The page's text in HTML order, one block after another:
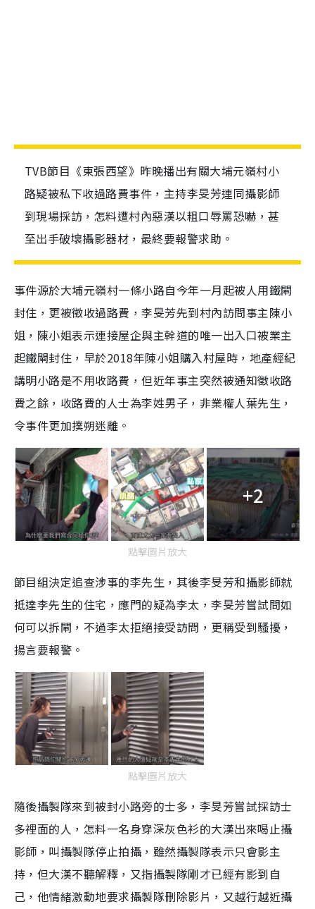
TVB節目《東張西望》昨晚播出有關大埔元嶺村小
路疑被私下收過路費事件，主持李旻芳連同攝影師
到現場採訪，怎料遭村內惡漢以粗口辱罵恐嚇，甚
至出手破壞攝影器材，最終要報警求助。
事件源於大埔元嶺村一條小路自今年一月起被人用鐵閘
封住，更被徵收過路費，李旻芳先到村內訪問事主陳小
姐，陳小姐表示連接屋企與主幹道的唯一出入口被業主
起鐵閘封住，早於2018年陳小姐購入村屋時，地產經紀
講明小路是不用收路費，但近年事主突然被通知徵收路
費之餘，收路費的人士為李姓男子，非業權人葉先生，
令事件更加撲朔迷離。
+2
點擊圖片放大
節目組決定追查涉事的李先生，其後李旻芳和攝影師就
抵達李先生的住宅，應門的疑為李太，李旻芳嘗試問如
何可以拆閘，不過李太拒絕接受訪問，更稱受到騷擾，
揚言要報警。
點擊圖片放大
隨後攝製隊來到被封小路旁的士多，李旻芳嘗試採訪士
多裡面的人，怎料一名身穿深灰色衫的大漢出來喝止攝
影師，叫攝製隊停止拍攝，雖然攝製隊表示只會影主
持，但大漢不聽解釋，又指攝製隊剛才已經有影到自
己，他情緒激動地要求攝製隊刪除影片，又越行越近攝